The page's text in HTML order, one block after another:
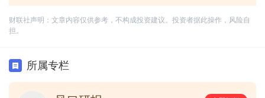
财联社声明：文章内容仅供参考，不构成投资建议。投资者据此操作，风险自
担。
所属专栏